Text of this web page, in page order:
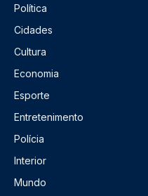
Política
Cidades
Cultura
Economia
Esporte
Entretenimento
Polícia
Interior
Mundo